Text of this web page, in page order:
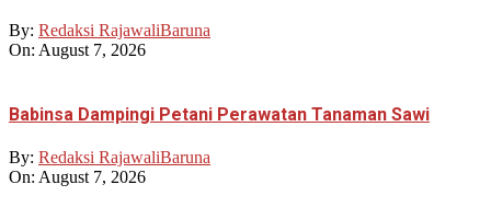
By: Redaksi RajawaliBaruna
On: August 7, 2026
Babinsa Dampingi Petani Perawatan Tanaman Sawi
By: Redaksi RajawaliBaruna
On: August 7, 2026